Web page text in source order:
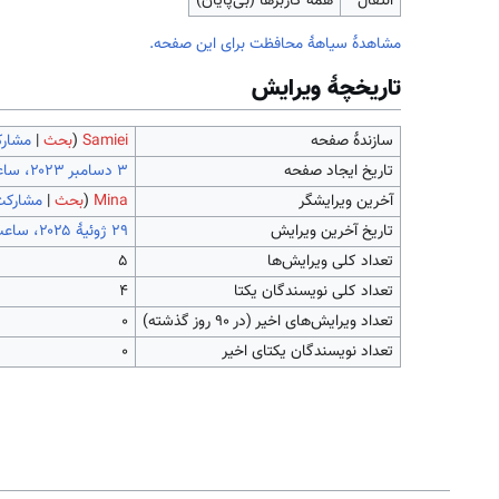
مشاهدۀ سیاهۀ محافظت برای این صفحه.
تاریخچۀ ویرایش
سازندۀ صفحه Samiei
(بحث|
تاریخ ایجاد صفحه
آخرین ویرایشگر
Mina
(بحث|
تاریخ آخرین ویرایش
تعداد کلی ویرایش‌ها
۵
تعداد کلی نویسندگان یکتا
۴
تعداد ویرایش‌های اخیر (در ۹۰ روز گذشته)
۰
تعداد نویسندگان یکتای اخیر
۰